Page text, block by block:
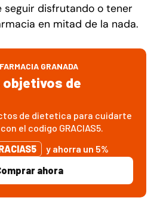
seguir disfrutando o tener
en mitad de la nada.
GRANADA
de
de dietetica para cuidarte
el codigo GRACIAS5.
y ahorra un 5%
ahora